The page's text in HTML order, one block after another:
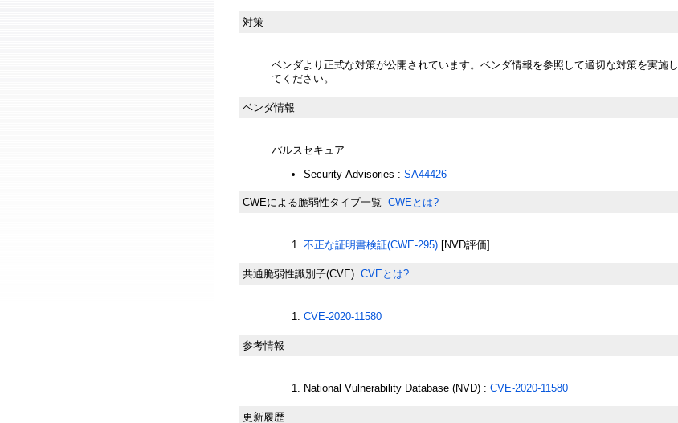
対策
ベンダより正式な対策が公開されています。ベンダ情報を参照して適切な対策を実施し
てください。
ベンダ情報
パルスセキュア
Security Advisories : SA44426
CWEによる脆弱性タイプ一覧 CWEとは?
不正な証明書検証(CWE-295) [NVD評価]
共通脆弱性識別子(CVE) CVEとは?
CVE-2020-11580
参考情報
National Vulnerability Database (NVD) : CVE-2020-11580
更新履歴